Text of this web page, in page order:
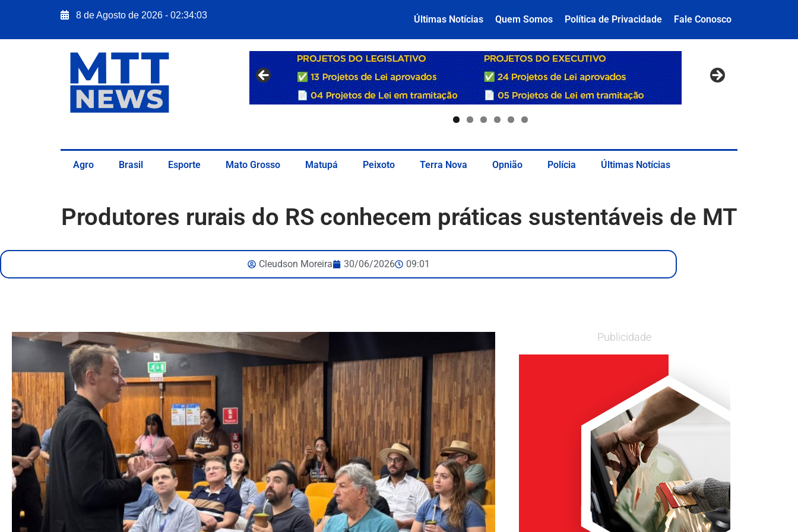
8 de Agosto de 2026 - 02:34:04 Últimas Notícias Quem Somos Política de Privacidade Fale Conosco
Agro Brasil Esporte Mato Grosso Matupá Peixoto Terra Nova Opnião Polícia Últimas Notícias
Produtores rurais do RS conhecem práticas sustentáveis de MT
Cleudson Moreira 30/06/2026 09:01
Publicidade